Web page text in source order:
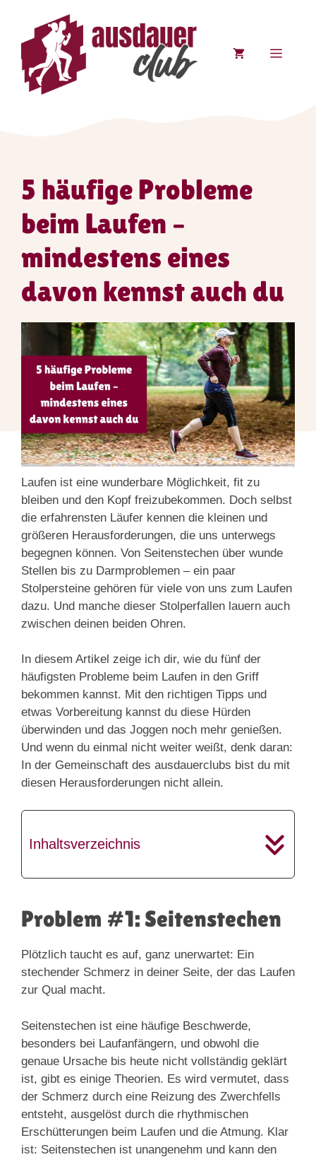
springen
MENÜ
5 häufige Probleme
beim Laufen –
mindestens eines
davon kennst auch du
Laufen ist eine wunderbare Möglichkeit, fit zu
bleiben und den Kopf freizubekommen. Doch selbst
die erfahrensten Läufer kennen die kleinen und
größeren Herausforderungen, die uns unterwegs
begegnen können. Von Seitenstechen über wunde
Stellen bis zu Darmproblemen – ein paar
Stolpersteine gehören für viele von uns zum Laufen
dazu. Und manche dieser Stolperfallen lauern auch
zwischen deinen beiden Ohren.
In diesem Artikel zeige ich dir, wie du fünf der
häufigsten Probleme beim Laufen in den Griff
bekommen kannst. Mit den richtigen Tipps und
etwas Vorbereitung kannst du diese Hürden
überwinden und das Joggen noch mehr genießen.
Und wenn du einmal nicht weiter weißt, denk daran:
In der Gemeinschaft des ausdauerclubs bist du mit
diesen Herausforderungen nicht allein.
Inhaltsverzeichnis
Problem #1: Seitenstechen
Plötzlich taucht es auf, ganz unerwartet: Ein
stechender Schmerz in deiner Seite, der das Laufen
zur Qual macht.
Seitenstechen ist eine häufige Beschwerde,
besonders bei Laufanfängern, und obwohl die
genaue Ursache bis heute nicht vollständig geklärt
ist, gibt es einige Theorien. Es wird vermutet, dass
der Schmerz durch eine Reizung des Zwerchfells
entsteht, ausgelöst durch die rhythmischen
Erschütterungen beim Laufen und die Atmung. Klar
ist: Seitenstechen ist unangenehm und kann den